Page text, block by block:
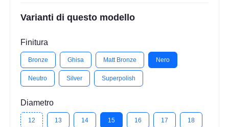
Varianti di questo modello
Finitura
Bronze Ghisa Matt Bronze Nero
Neutro Silver Superpolish
Diametro
12 13 14 15 16 17 18